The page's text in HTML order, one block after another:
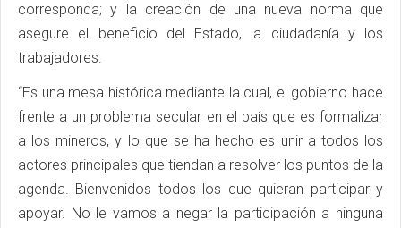
corresponda; y la creación de una nueva norma que
asegure el beneficio del Estado, la ciudadanía y los
trabajadores.
“Es una mesa histórica mediante la cual, el gobierno hace
frente a un problema secular en el país que es formalizar
a los mineros, y lo que se ha hecho es unir a todos los
actores principales que tiendan a resolver los puntos de la
agenda. Bienvenidos todos los que quieran participar y
apoyar. No le vamos a negar la participación a ninguna